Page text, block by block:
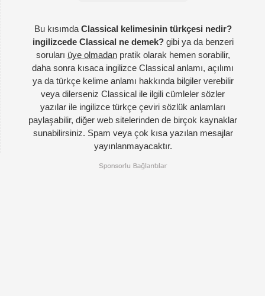
Bu kısımda Classical kelimesinin türkçesi nedir?
ingilizcede Classical ne demek?gibi ya da benzeri
soruları üye olmadanpratik olarak hemen sorabilir,
daha sonra kısaca ingilizce Classical anlamı, açılımı
ya da türkçe kelime anlamı hakkında bilgiler verebilir
veya dilerseniz Classical ile ilgili cümleler sözler
yazılar ile ingilizce türkçe çeviri sözlük anlamları
paylaşabilir, diğer web sitelerinden de birçok kaynaklar
sunabilirsiniz. Spam veya çok kısa yazılan mesajlar
yayınlanmayacaktır.